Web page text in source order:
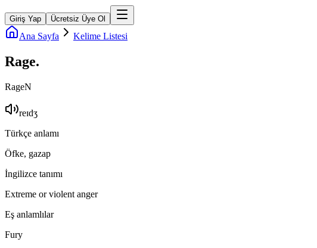
Giriş Yap Ücretsiz Üye Ol
Ana Sayfa Kelime Listesi
Rage.
RageN
reɪdʒ
Türkçe anlamı
Öfke, gazap
İngilizce tanımı
Extreme or violent anger
Eş anlamlılar
Fury